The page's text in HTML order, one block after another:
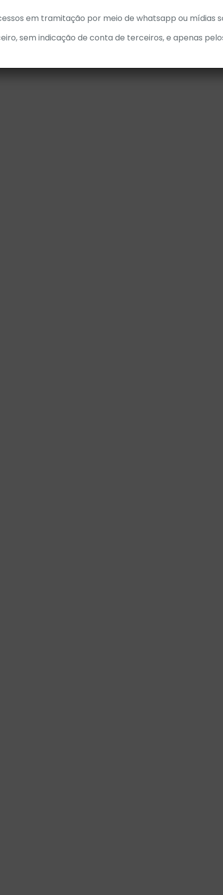
em tramitação por meio de whatsapp ou mídias
sem indicação de conta de terceiros, e apenas